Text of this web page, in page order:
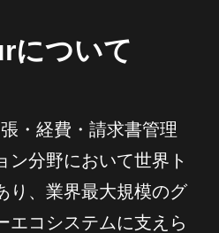
について
・経費・請求書管理
ン分野において世界ト
り、業界最大規模のグ
エコシステムに支えら